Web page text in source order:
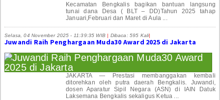
Kecamatan Bengkalis bagikan bantuan langsung
tunai dana Desa ( BLT – DD)Tahun 2025 tahap
Januari,Februari dan Maret di Aula ...
Selasa, 04 November 2025 - 11:39:35 WIB | Dibaca: 595 Kali|
Juwandi Raih Penghargaan Muda30 Award 2025 di Jakarta
JAKARTA — Prestasi membanggakan kembali
ditorehkan oleh putra daerah Bengkalis. Juwandi,
dosen Aparatur Sipil Negara (ASN) di IAIN Datuk
Laksemana Bengkalis sekaligus Ketua ...